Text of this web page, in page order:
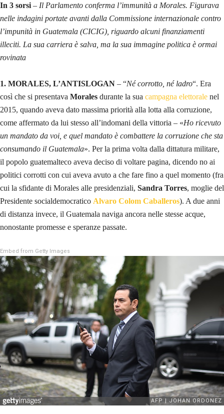
In 3 sorsi – Il Parlamento conferma l’immunità a Morales. Figurava
nelle indagini portate avanti dalla Commissione internazionale contro
l’impunità in Guatemala (CICIG), riguardo alcuni finanziamenti
illeciti. La sua carriera è salva, ma la sua immagine politica è ormai
rovinata
1. MORALES, L’ANTISLOGAN – “Né corrotto, né ladro“. Era
così che si presentava Morales durante la sua campagna elettorale nel
2015, quando aveva dato massima priorità alla lotta alla corruzione,
come affermato da lui stesso all’indomani della vittoria – «Ho ricevuto
un mandato da voi, e quel mandato è combattere la corruzione che sta
consumando il Guatemala». Per la prima volta dalla dittatura militare,
il popolo guatemalteco aveva deciso di voltare pagina, dicendo no ai
politici corrotti con cui aveva avuto a che fare fino a quel momento (fra
cui la sfidante di Morales alle presidenziali, Sandra Torres, moglie del
Presidente socialdemocratico Alvaro Colom Caballeros). A due anni
di distanza invece, il Guatemala naviga ancora nelle stesse acque,
nonostante promesse e speranze passate.
Embed from Getty Images